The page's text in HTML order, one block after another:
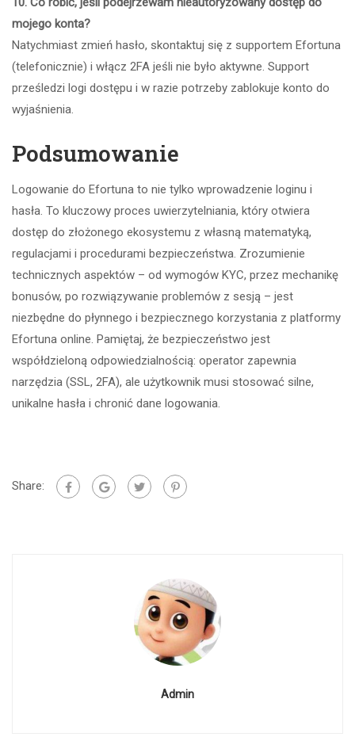
mojego konta?
Natychmiast zmień hasło, skontaktuj się z supportem Efortuna
(telefonicznie) i włącz 2FA jeśli nie było aktywne. Support
prześledzi logi dostępu i w razie potrzeby zablokuje konto do
wyjaśnienia.
Podsumowanie
Logowanie do Efortuna to nie tylko wprowadzenie loginu i
hasła. To kluczowy proces uwierzytelniania, który otwiera
dostęp do złożonego ekosystemu z własną matematyką,
regulacjami i procedurami bezpieczeństwa. Zrozumienie
technicznych aspektów – od wymogów KYC, przez mechanikę
bonusów, po rozwiązywanie problemów z sesją – jest
niezbędne do płynnego i bezpiecznego korzystania z platformy
Efortuna online. Pamiętaj, że bezpieczeństwo jest
współdzieloną odpowiedzialnością: operator zapewnia
narzędzia (SSL, 2FA), ale użytkownik musi stosować silne,
unikalne hasła i chronić dane logowania.
Share:
Admin